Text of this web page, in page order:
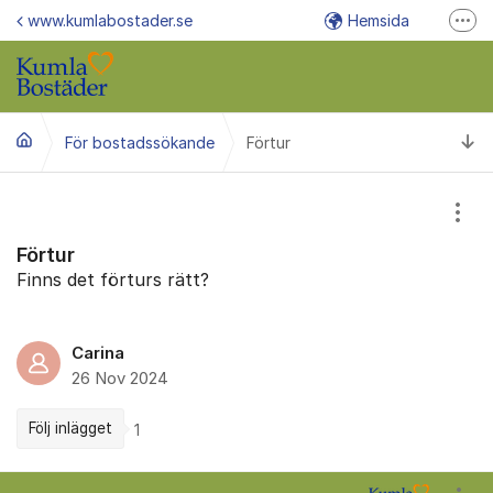
Hoppa till innehåll
www.kumlabostader.se Hemsida
Felanmälan via Mina Sidor
För bostadssökande Förtur
Förtur
Finns det förturs rätt?
Carina
26 Nov 2024
Följ inlägget 1